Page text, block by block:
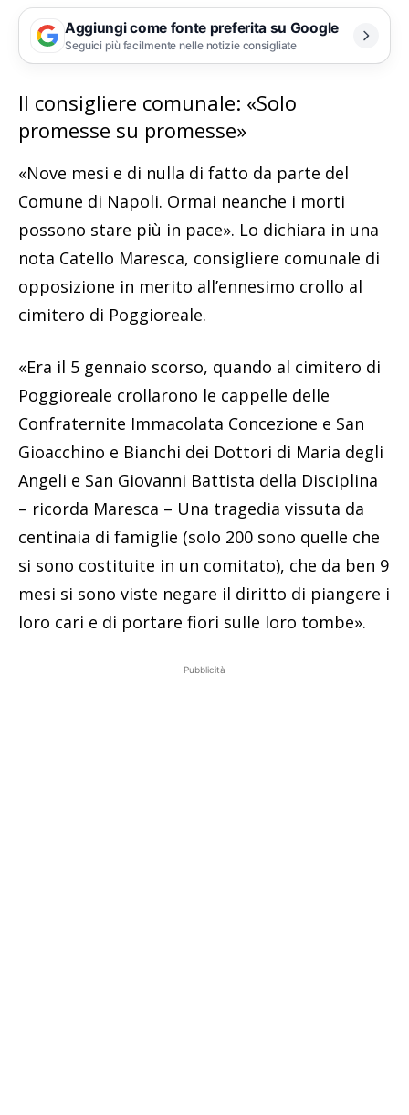
Aggiungi come fonte preferita su Google
Seguici più facilmente nelle notizie consigliate
Il consigliere comunale: «Solo
promesse su promesse»
«Nove mesi e di nulla di fatto da parte del
Comune di Napoli. Ormai neanche i morti
possono stare più in pace». Lo dichiara in una
nota Catello Maresca, consigliere comunale di
opposizione in merito all’ennesimo crollo al
cimitero di Poggioreale.
«Era il 5 gennaio scorso, quando al cimitero di
Poggioreale crollarono le cappelle delle
Confraternite Immacolata Concezione e San
Gioacchino e Bianchi dei Dottori di Maria degli
Angeli e San Giovanni Battista della Disciplina
– ricorda Maresca – Una tragedia vissuta da
centinaia di famiglie (solo 200 sono quelle che
si sono costituite in un comitato), che da ben 9
mesi si sono viste negare il diritto di piangere i
loro cari e di portare fiori sulle loro tombe».
Pubblicità